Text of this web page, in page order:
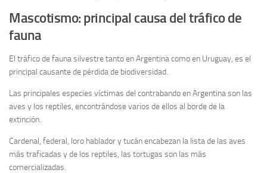
Mascotismo: principal causa del tráfico de
fauna
El tráfico de fauna silvestre tanto en Argentina como en Uruguay, es el
principal causante de pérdida de biodiversidad.
Las principales especies víctimas del contrabando en Argentina son las
aves y los reptiles, encontrándose varios de ellos al borde de la
extinción.
Cardenal, federal, loro hablador y tucán encabezan la lista de las aves
más traficadas y de los reptiles, las tortugas son las más
comercializadas.